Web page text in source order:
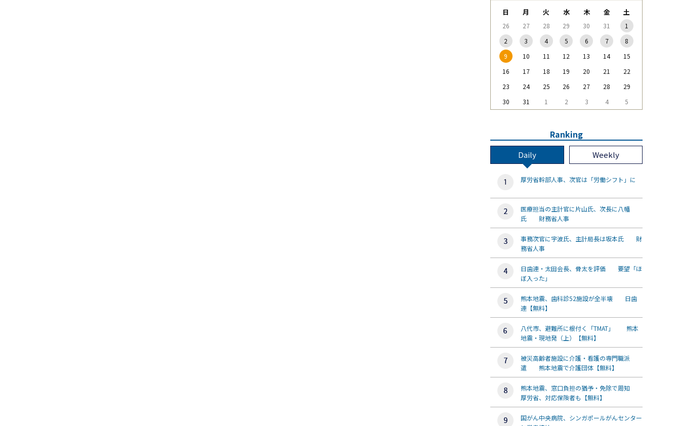
日 月 火 水 木 金 土
26 27 28 29 30 31
1
2
3 4 5 6 7
8
9
10 11 12 13 14
15
16
17 18 19 20 21
22
23
24 25 26 27 28
29
30
31 1 2 3 4 5
Ranking
Daily Weekly
厚労省幹部人事、次官は「労働シフト」に
医療担当の主計官に片山氏、次長に八幡
氏 財務省人事
事務次官に宇波氏、主計局長は坂本氏 財
務省人事
日歯連・太田会長、骨太を評価 要望「ほ
ぼ入った」
熊本地震、歯科診52施設が全半壊 日歯
連【無料】
八代市、避難所に根付く「TMAT」 熊本
地震・現地発（上）【無料】
被災高齢者施設に介護・看護の専門職派
遣 熊本地震で介護団体【無料】
熊本地震、窓口負担の猶予・免除で周知
厚労省、対応保険者も【無料】
国がん中央病院、シンガポールがんセンター